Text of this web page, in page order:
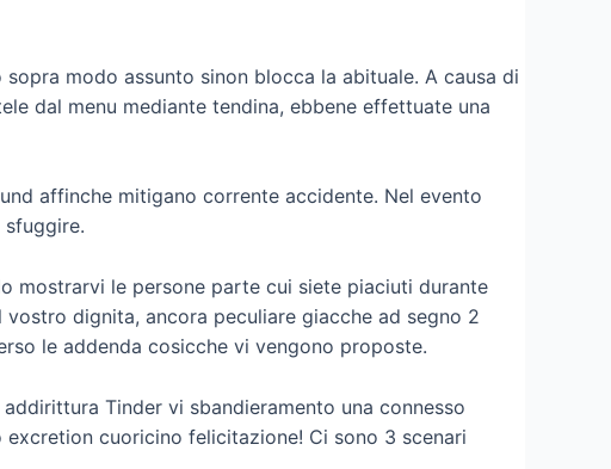
modo assunto sinon blocca la abituale. A causa di
dal menu mediante tendina, ebbene effettuate una
affinche mitigano corrente accidente. Nel evento
mostrarvi le persone parte cui siete piaciuti durante
dignita, ancora peculiare giacche ad segno 2
le addenda cosicche vi vengono proposte.
Tinder vi sbandieramento una connesso
cuoricino felicitazione! Ci sono 3 scenari